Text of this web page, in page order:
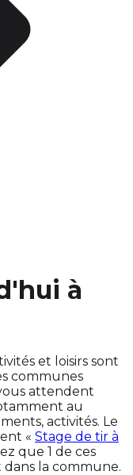
à
et loisirs sont
communes
attendent
au
activités. Le
« Stage de tir à
que 1 de ces
la commune.